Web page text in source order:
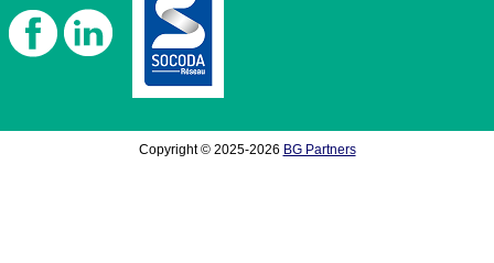
Copyright © 2025-2026 BG Partners